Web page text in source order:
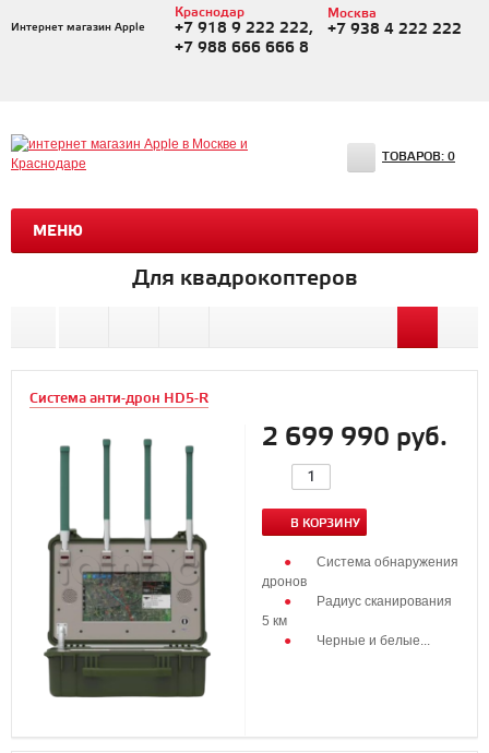
Интернет магазин Apple
Краснодар
+7 918 9 222 222,
+7 988 666 666 8
Москва
+7 938 4 222 222
МЕНЮ
ТОВАРОВ: 0
Для квадрокоптеров
Система анти-дрон HD5-R
2 699 990 руб.
В КОРЗИНУ
Система обнаружения
дронов
Радиус сканирования
5 км
Черные и белые...